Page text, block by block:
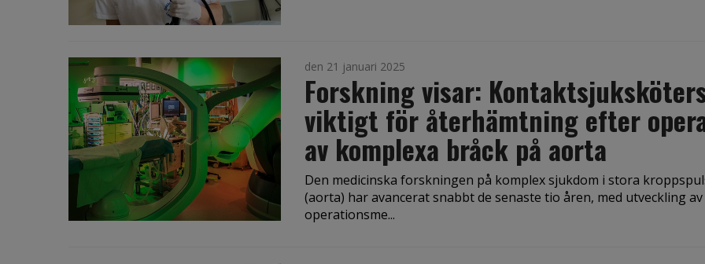
den 21 januari 2025
Forskning visar:
viktigt för återhämtning efter
av komplexa bråck på aorta
Den medicinska forskningen på komplex sjukdom i stora
(aorta) har avancerat snabbt de senaste tio åren, med utveckling av
operationsme...